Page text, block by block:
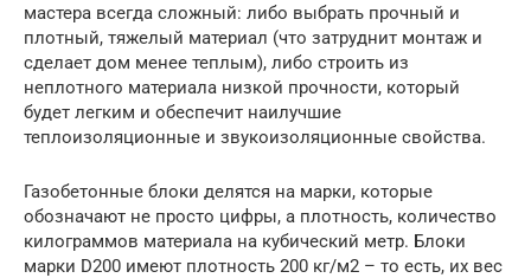
мастера всегда сложный: либо выбрать прочный и
плотный, тяжелый материал (что затруднит монтаж и
сделает дом менее теплым), либо строить из
неплотного материала низкой прочности, который
будет легким и обеспечит наилучшие
теплоизоляционные и звукоизоляционные свойства.
Газобетонные блоки делятся на марки, которые
обозначают не просто цифры, а плотность, количество
килограммов материала на кубический метр. Блоки
марки D200 имеют плотность 200 кг/м2 – то есть, их вес